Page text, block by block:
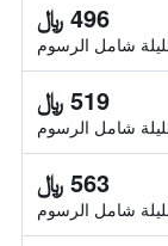
496 ﷼
شامل الرسوم
519 ﷼
شامل الرسوم
563 ﷼
شامل الرسوم